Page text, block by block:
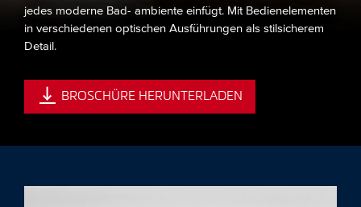
jedes moderne Bad- ambiente einfügt. Mit Bedienelementen
in verschiedenen optischen Ausführungen als stilsicherem
Detail.
BROSCHÜRE HERUNTERLADEN